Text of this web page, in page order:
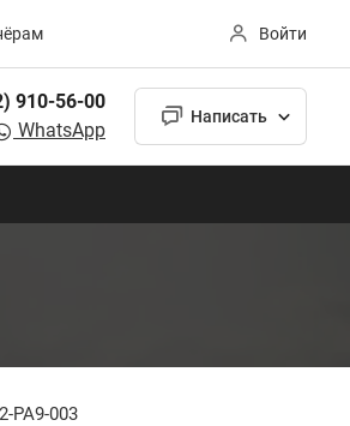
Войти
910-56-00
WhatsApp
Написать
PA9-003